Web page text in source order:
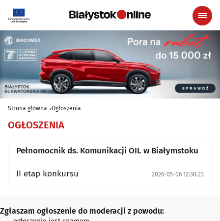
Strona główna Ogłoszenia
OGŁOSZENIA
Pełnomocnik ds. Komunikacji OIL w Białymstoku
II etap konkursu 2026-05-06 12:30:23
Zgłaszam ogłoszenie do moderacji z powodu:
Zgłaszam ogłoszenie do moderacji z powodu: